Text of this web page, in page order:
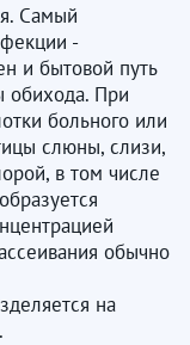
Самый
-
и бытовой путь
обихода. При
больного или
слюны, слизи,
в том числе
обычно
на